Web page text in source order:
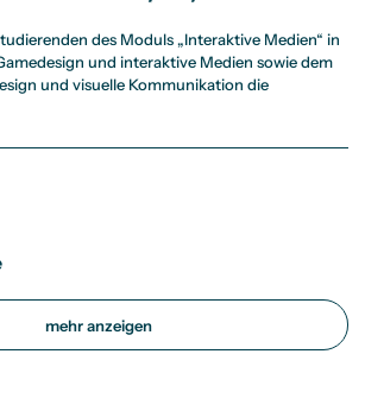
des Moduls „Interaktive Medien“ in
und interaktive Medien sowie dem
und visuelle Kommunikation die
mehr anzeigen